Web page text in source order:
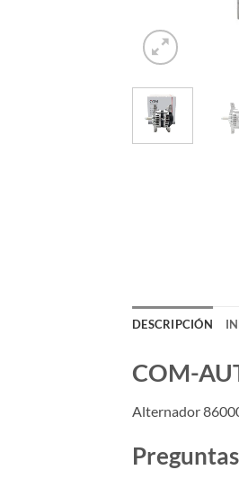
DESCRIPCIÓN
COM-
Alternador